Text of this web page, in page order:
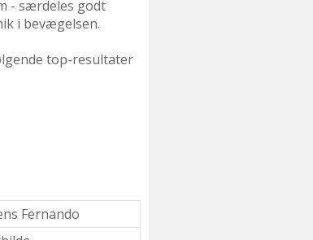
- særdeles godt
i bevægelsen.
top-resultater
Fernando